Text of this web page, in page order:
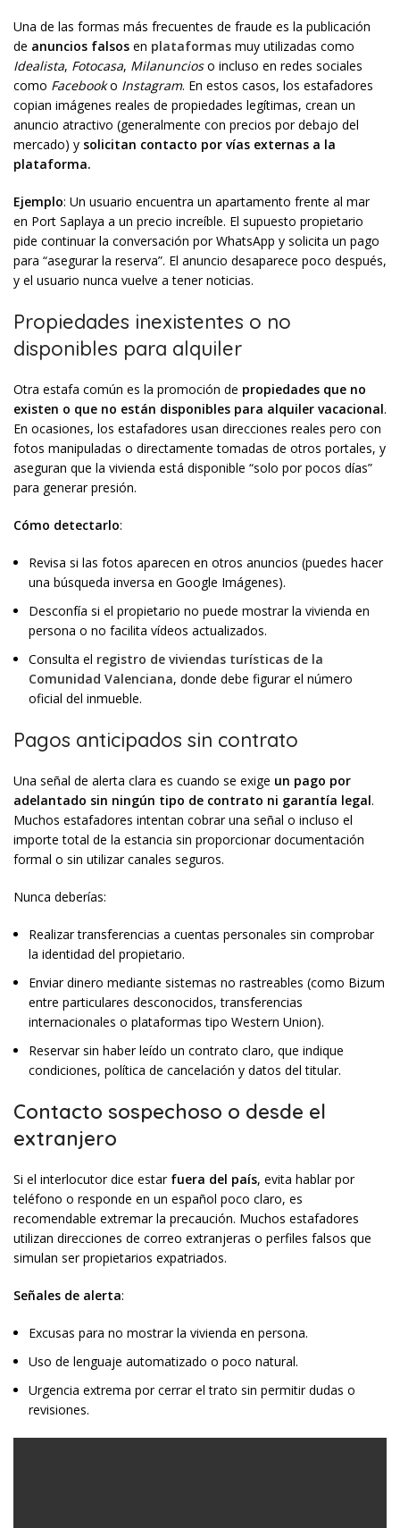
Una de las formas más frecuentes de fraude es la publicación
de anuncios falsos en plataformas muy utilizadas como
Idealista, Fotocasa, Milanuncioso incluso en redes sociales
como Facebooko Instagram. En estos casos, los estafadores
copian imágenes reales de propiedades legítimas, crean un
anuncio atractivo (generalmente con precios por debajo del
mercado) y solicitan contacto por vías externas a la
plataforma.
Ejemplo: Un usuario encuentra un apartamento frente al mar
en Port Saplaya a un precio increíble. El supuesto propietario
pide continuar la conversación por WhatsApp y solicita un pago
para “asegurar la reserva”. El anuncio desaparece poco después,
y el usuario nunca vuelve a tener noticias.
Propiedades inexistentes o no
disponibles para alquiler
Otra estafa común es la promoción de propiedades que no
existen o que no están disponibles para alquiler vacacional.
En ocasiones, los estafadores usan direcciones reales pero con
fotos manipuladas o directamente tomadas de otros portales, y
aseguran que la vivienda está disponible “solo por pocos días”
para generar presión.
Cómo detectarlo:
Revisa si las fotos aparecen en otros anuncios (puedes hacer
una búsqueda inversa en Google Imágenes).
Desconfía si el propietario no puede mostrar la vivienda en
persona o no facilita vídeos actualizados.
Consulta el registro de viviendas turísticas de la
Comunidad Valenciana, donde debe figurar el número
oficial del inmueble.
Pagos anticipados sin contrato
Una señal de alerta clara es cuando se exige un pago por
adelantado sin ningún tipo de contrato ni garantía legal.
Muchos estafadores intentan cobrar una señal o incluso el
importe total de la estancia sin proporcionar documentación
formal o sin utilizar canales seguros.
Nunca deberías:
Realizar transferencias a cuentas personales sin comprobar
la identidad del propietario.
Enviar dinero mediante sistemas no rastreables (como Bizum
entre particulares desconocidos, transferencias
internacionales o plataformas tipo Western Union).
Reservar sin haber leído un contrato claro, que indique
condiciones, política de cancelación y datos del titular.
Contacto sospechoso o desde el
extranjero
Si el interlocutor dice estar fuera del país, evita hablar por
teléfono o responde en un español poco claro, es
recomendable extremar la precaución. Muchos estafadores
utilizan direcciones de correo extranjeras o perfiles falsos que
simulan ser propietarios expatriados.
Señales de alerta:
Excusas para no mostrar la vivienda en persona.
Uso de lenguaje automatizado o poco natural.
Urgencia extrema por cerrar el trato sin permitir dudas o
revisiones.